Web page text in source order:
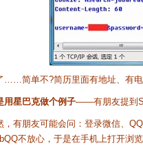
简单不?简历里面有地址、有电
用星巴克做个例子——有朋友提到
朋友可能会问：登录微信、QQ
不放心，于是在手机上打开浏览